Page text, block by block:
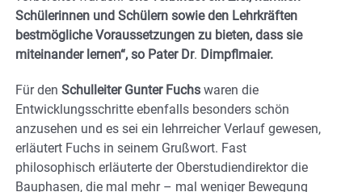
Schülerinnen und Schülern sowie den Lehrkräften
bestmögliche Voraussetzungen zu bieten, dass sie
miteinander lernen“, so Pater Dr. Dimpflmaier.
Für den Schulleiter Gunter Fuchs waren die
Entwicklungsschritte ebenfalls besonders schön
anzusehen und es sei ein lehrreicher Verlauf gewesen,
erläutert Fuchs in seinem Grußwort. Fast
philosophisch erläuterte der Oberstudiendirektor die
Bauphasen, die mal mehr – mal weniger Bewegung